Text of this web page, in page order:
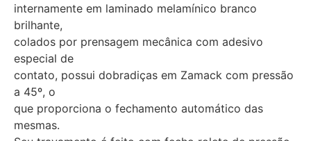
internamente em laminado melamínico branco
brilhante,
colados por prensagem mecânica com adesivo
especial de
contato, possui dobradiças em Zamack com pressão
a 45º, o
que proporciona o fechamento automático das
mesmas.